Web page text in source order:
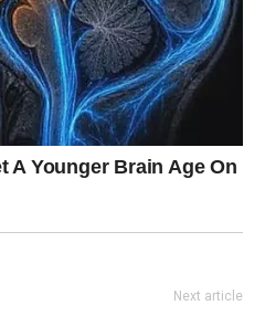
Next article